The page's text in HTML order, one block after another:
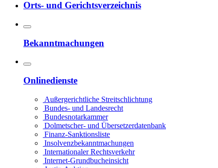
Orts- und Gerichtsverzeichnis
Bekanntmachungen
Onlinedienste
Außergerichtliche Streitschlichtung
Bundes- und Landesrecht
Bundesnotarkammer
Dolmetscher- und Übersetzerdatenbank
Finanz-Sanktionsliste
Insolvenz­bekanntmachungen
Internationaler Rechtsverkehr
Internet-Grundbucheinsicht